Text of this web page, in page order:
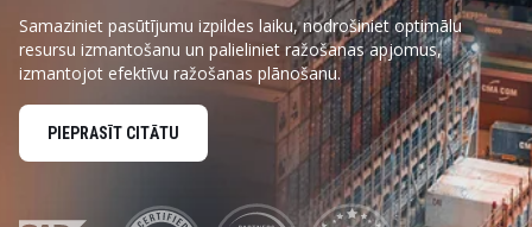
Samaziniet pasūtījumu izpildes laiku, nodrošiniet optimālu
resursu izmantošanu un palieliniet ražošanas apjomus,
izmantojot efektīvu ražošanas plānošanu.
PIEPRASĪT CITĀTU
Detalizēta plānošana Plānošanas
padomes saskarne
Produktu plānošanas